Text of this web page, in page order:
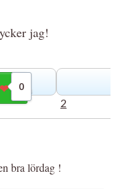
jag!
0
Gilla
2
bra lördag !